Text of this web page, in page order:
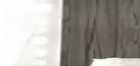
Yataş Bedding Silva Çift Kişilik
Silva nevresim takımı, canlı kırmızı renk
Nacarev Mega Boy Pencereli